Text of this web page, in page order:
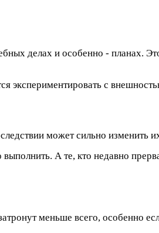
делах и особенно - планах.
экспериментировать с
может сильно изменить
А те, кто недавно
меньше всего, особенно